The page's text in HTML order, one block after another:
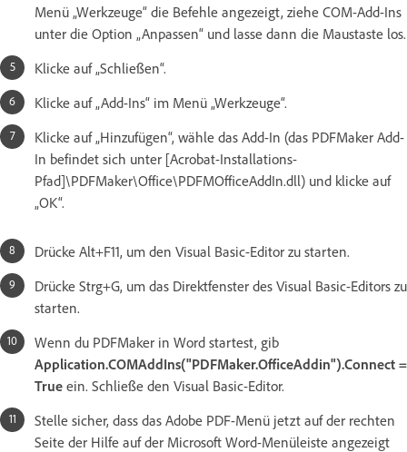
Menü „Werkzeuge“ die Befehle angezeigt, ziehe COM-Add-Ins
unter die Option „Anpassen“ und lasse dann die Maustaste los.
Klicke auf „Schließen“.
Klicke auf „Add-Ins“ im Menü „Werkzeuge“.
Klicke auf „Hinzufügen“, wähle das Add-In (das PDFMaker Add-
In befindet sich unter [Acrobat-Installations-
Pfad]\PDFMaker\Office\PDFMOfficeAddIn.dll) und klicke auf
„OK“.
Drücke Alt+F11, um den Visual Basic-Editor zu starten.
Drücke Strg+G, um das Direktfenster des Visual Basic-Editors zu
starten.
Wenn du PDFMaker in Word startest, gib
Application.COMAddIns("PDFMaker.OfficeAddin").Connect =
True ein. Schließe den Visual Basic-Editor.
Stelle sicher, dass das Adobe PDF-Menü jetzt auf der rechten
Seite der Hilfe auf der Microsoft Word-Menüleiste angezeigt